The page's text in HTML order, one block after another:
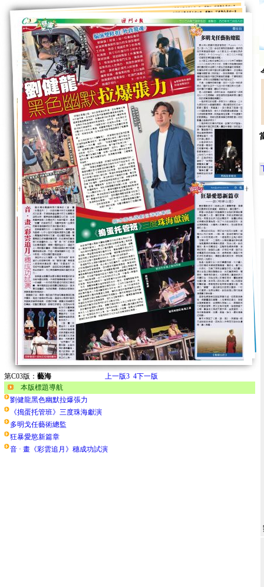
第C03版： 藝海 上一版3 4下一版
本版標題導航
劉健龍黑色幽默拉爆張力
《搗蛋托管班》三度珠海獻演
多明戈任藝術總監
狂暴愛慾新篇章
音 · 畫《彩雲追月》穗成功試演